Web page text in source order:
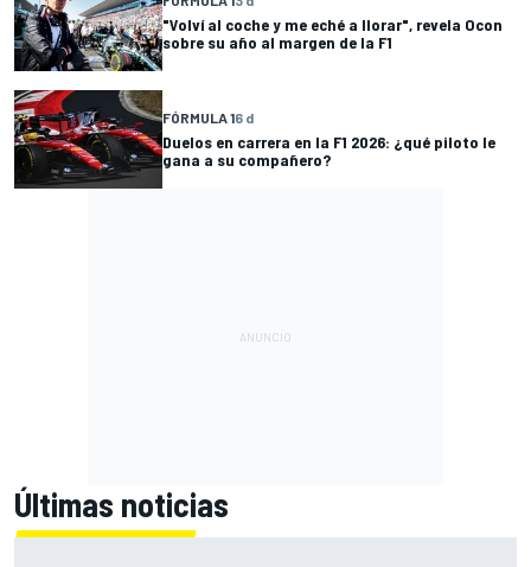
"Volví al coche y me eché a llorar", revela Ocon
sobre su año al margen de la F1
FÓRMULA 16 d
Duelos en carrera en la F1 2026: ¿qué piloto le
gana a su compañero?
Últimas noticias